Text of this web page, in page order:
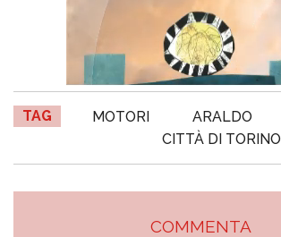
TAG MOTORI ARALDO
CITTÀ DI TORINO
COMMENTA